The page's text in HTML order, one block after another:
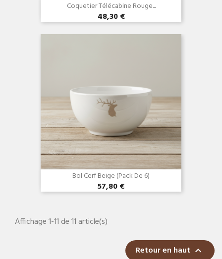
Coquetier Télécabine Rouge...
48,30 €
Aperçu rapide
Bol Cerf Beige (Pack De 6)
57,80 €
Affichage 1-11 de 11 article(s)
Retour en haut 